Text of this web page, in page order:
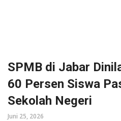
SPMB di Jabar
60 Persen Siswa
Sekolah Negeri
Juni 25, 2026